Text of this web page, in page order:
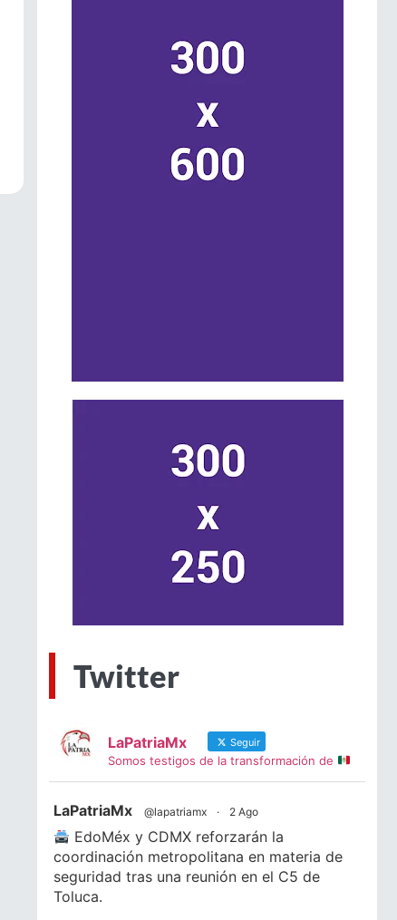
Twitter
LaPatriaMx Seguir
Somos testigos de la transformación de
LaPatriaMx @lapatriamx · 2 Ago
EdoMéx y CDMX reforzarán la
coordinación metropolitana en materia de
seguridad tras una reunión en el C5 de
Toluca.